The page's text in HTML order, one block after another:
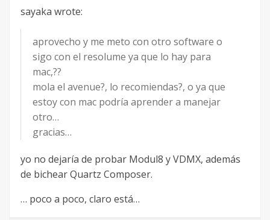
sayaka wrote:
aprovecho y me meto con otro software o
sigo con el resolume ya que lo hay para
mac,??
mola el avenue?, lo recomiendas?, o ya que
estoy con mac podría aprender a manejar
otro…
gracias…
yo no dejaría de probar Modul8 y VDMX, además
de bichear Quartz Composer.
… poco a poco, claro está…